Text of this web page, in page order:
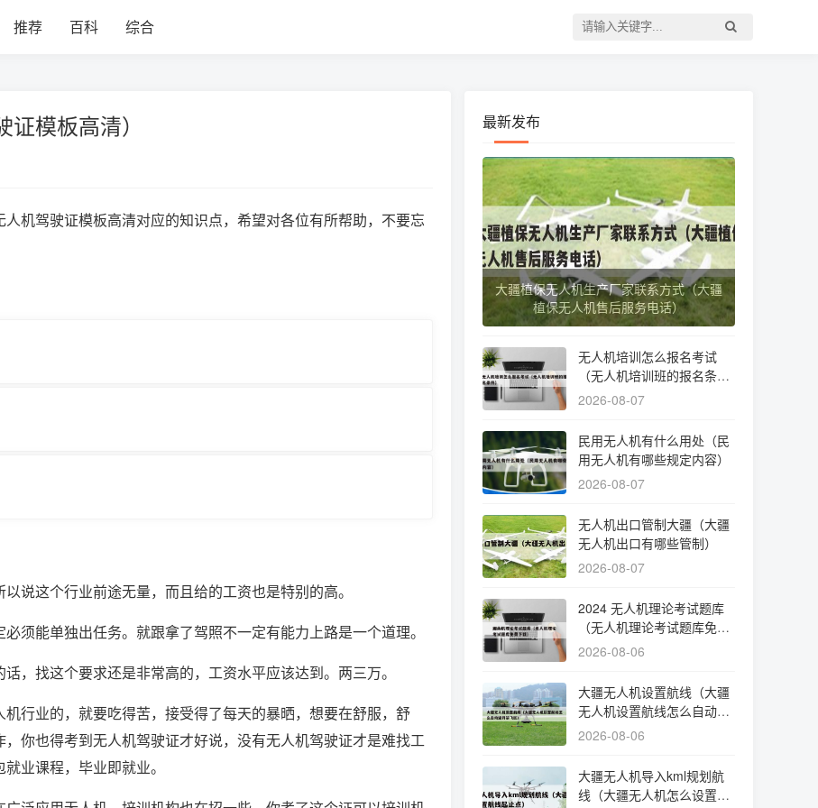
推荐 百科 综合
模板高清）
机驾驶证模板高清对应的知识点，希望对各位有所帮助，不要忘
说这个行业前途无量，而且给的工资也是特别的高。
须能单独出任务。就跟拿了驾照不一定有能力上路是一个道理。
，找这个要求还是非常高的，工资水平应该达到。两三万。
行业的，就要吃得苦，接受得了每天的暴晒，想要在舒服，舒
你也得考到无人机驾驶证才好说，没有无人机驾驶证才是难找工
业课程，毕业即就业。
最新发布
大疆植保无人机生产厂家联系方式（大疆
植保无人机售后服务电话）
无人机培训怎么报名考试
（无人机培训班的报名条
件）
2026-08-07
民用无人机有什么用处（民
用无人机有哪些规定内容）
2026-08-07
无人机出口管制大疆（大疆
无人机出口有哪些管制）
2026-08-07
2024 无人机理论考试题库
（无人机理论考试题库免费
下载）
2026-08-06
大疆无人机设置航线（大疆
无人机设置航线怎么自动避
开禁飞区）
2026-08-06
大疆无人机导入kml规划航
线（大疆无人机怎么设置航